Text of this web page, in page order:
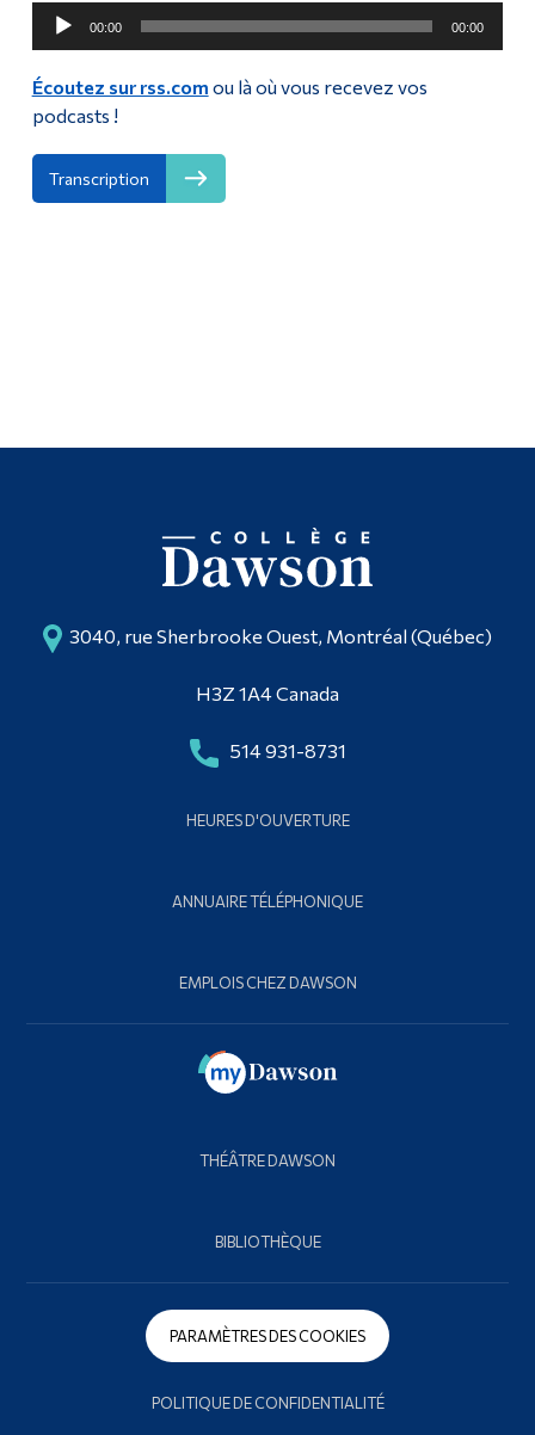
Audio
Player
00:00 00:00
Écoutez sur rss.com ou là où vous recevez vos
podcasts !
Transcription
3040, rue Sherbrooke Ouest, Montréal (Québec)
H3Z 1A4 Canada
514 931-8731
HEURES D'OUVERTURE
ANNUAIRE TÉLÉPHONIQUE
EMPLOIS CHEZ DAWSON
THÉÂTRE DAWSON
BIBLIOTHÈQUE
PARAMÈTRES DES COOKIES
POLITIQUE DE CONFIDENTIALITÉ